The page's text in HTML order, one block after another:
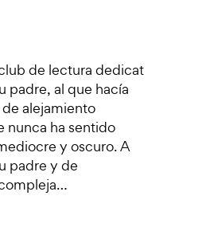
de lectura dedicat
padre, al que hacía
de alejamiento
nunca ha sentido
y oscuro. A
padre y de